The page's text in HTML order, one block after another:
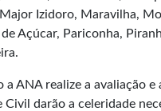
Izidoro, Maravilha,
Açúcar, Pariconha,
ANA realize a avaliação e
darão a celeridade